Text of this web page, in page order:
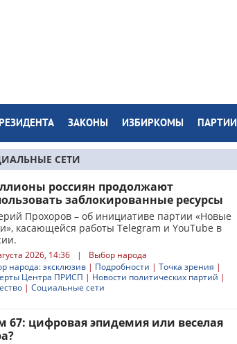
ЗАКОНЫ ИЗБИРКОМЫ ПАРТИИ
СЕТИ
россиян продолжают
заблокированные ресурсы
Прохоров – об инициативе партии «Новые
касающейся работы Telegram и YouTube в
2026, 14:36 |
Выбор народа
народа: эксклюзив | Подробности | Точка зрения |
Центра ПРИСП | Новости политических партий |
| Социальные сети
67: цифровая эпидемия или веселая